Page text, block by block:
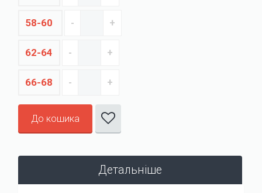
58-60
62-64
66-68
До кошика
Детальніше